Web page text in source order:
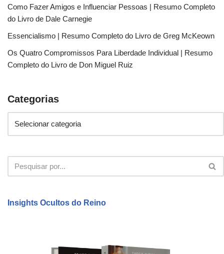
Como Fazer Amigos e Influenciar Pessoas | Resumo Completo
do Livro de Dale Carnegie
Essencialismo | Resumo Completo do Livro de Greg McKeown
Os Quatro Compromissos Para Liberdade Individual | Resumo
Completo do Livro de Don Miguel Ruiz
Categorias
Insights Ocultos do Reino